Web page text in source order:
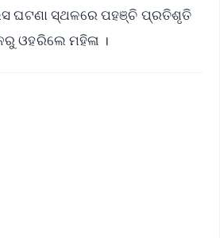
ଘଟଣା ସ୍ଥଳରେ ପହଞ୍ଚି ପ୍ରତିଶୃତି
ଓହରିଲେ ମହିଳା ।